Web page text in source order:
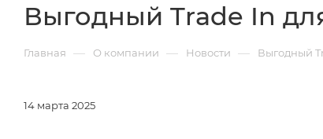
Выгодный Trade In
Главная — О компании — Новости — Выгодный
14 марта 2025